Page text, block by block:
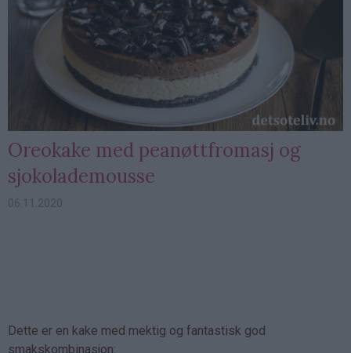
Oreokake med peanøttfromasj og
sjokolademousse
06.11.2020
Dette er en kake med mektig og fantastisk god
smakskombinasjon: